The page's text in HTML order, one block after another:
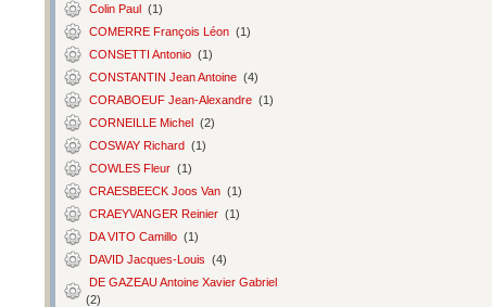
Colin Paul (1)
COMERRE François Léon (1)
CONSETTI Antonio (1)
CONSTANTIN Jean Antoine (4)
CORABOEUF Jean-Alexandre (1)
CORNEILLE Michel (2)
COSWAY Richard (1)
COWLES Fleur (1)
CRAESBEECK Joos Van (1)
CRAEYVANGER Reinier (1)
DA VITO Camillo (1)
DAVID Jacques-Louis (4)
DE GAZEAU Antoine Xavier Gabriel
(2)